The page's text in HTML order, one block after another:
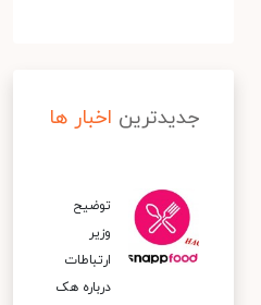
جدیدترین اخبار ها
توضیح
وزیر
ارتباطات
درباره هک